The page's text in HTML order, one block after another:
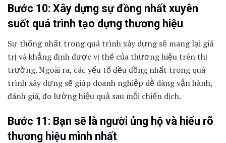
Bước 10: Xây dựng sự đồng nhất xuyên
suốt quá trình tạo dựng thương hiệu
Sự thống nhất trong quá trình xây dựng sẽ mang lại giá
trị và khẳng định được vị thế của thương hiệu trên thị
trường. Ngoài ra, các yếu tố đều đồng nhất trong quá
trình xây dựng sẽ giúp doanh nghiệp dễ dàng vận hành,
đánh giá, đo lường hiệu quả sau mỗi chiến dịch.
Bước 11: Bạn sẽ là người ủng hộ và hiểu rõ
thương hiệu mình nhất